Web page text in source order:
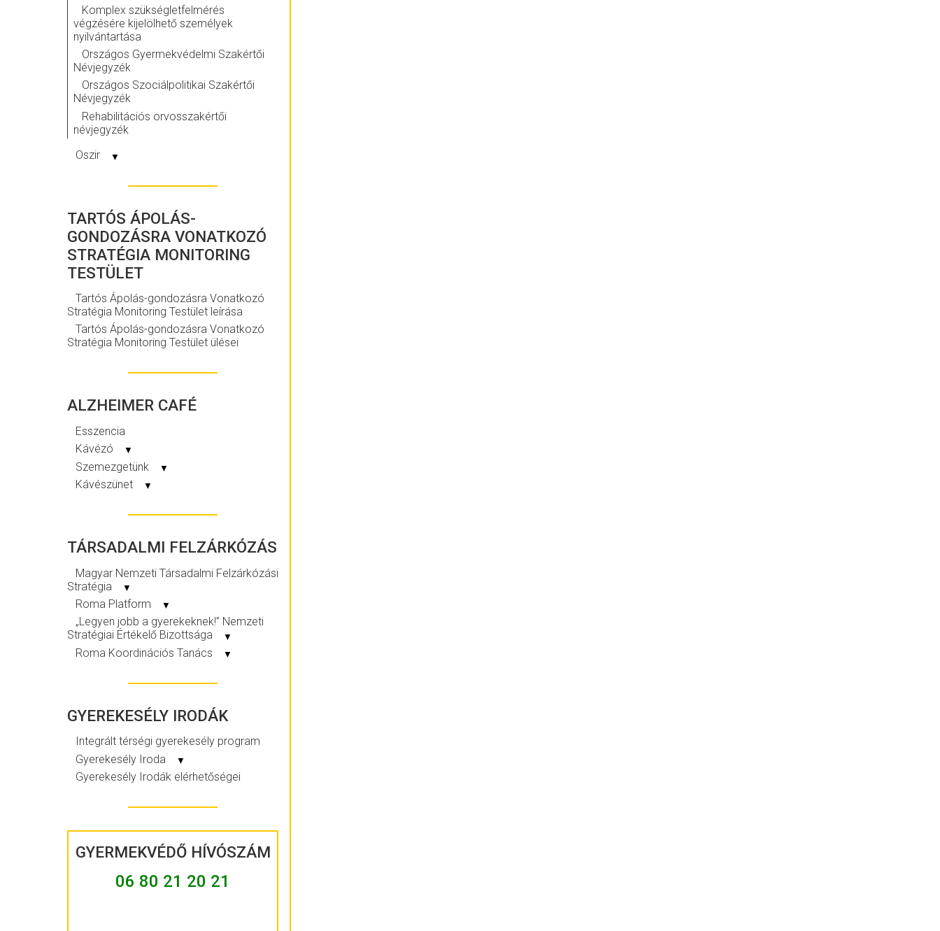
Komplex szükségletfelmérés
végzésére kijelölhető személyek
nyilvántartása
Országos Gyermekvédelmi Szakértői
Névjegyzék
Országos Szociálpolitikai Szakértői
Névjegyzék
Rehabilitációs orvosszakértői
névjegyzék
Oszir
▼
TARTÓS ÁPOLÁS-
GONDOZÁSRA VONATKOZÓ
STRATÉGIA MONITORING
TESTÜLET
Tartós Ápolás-gondozásra Vonatkozó
Stratégia Monitoring Testület leírása
Tartós Ápolás-gondozásra Vonatkozó
Stratégia Monitoring Testület ülései
ALZHEIMER CAFÉ
Esszencia
Kávézó
▼
Szemezgetünk ▼
Kávészünet ▼
TÁRSADALMI FELZÁRKÓZÁS
Magyar Nemzeti Társadalmi Felzárkózási
Stratégia
▼
Roma Platform ▼
„Legyen jobb a gyerekeknek!” Nemzeti
Stratégiai Értékelő Bizottsága
▼
Roma Koordinációs Tanács ▼
GYEREKESÉLY IRODÁK
Integrált térségi gyerekesély program
Gyerekesély Iroda
▼
Gyerekesély Irodák elérhetőségei
GYERMEKVÉDŐ HÍVÓSZÁM
06 80 21 20 21